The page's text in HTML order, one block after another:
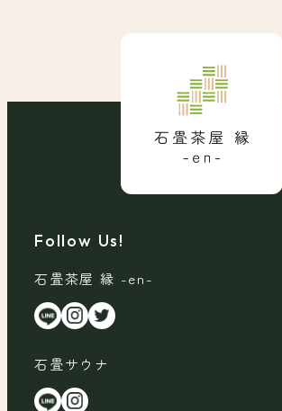
Follow Us!
石畳茶屋 縁 -en-
石畳サウナ